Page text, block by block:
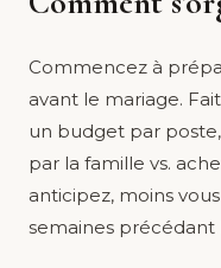
Commencez à
avant le mariage.
un budget par
par la famille vs.
anticipez, moins
semaines précédant